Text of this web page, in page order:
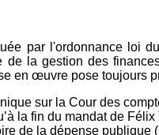
par l'ordonnance loi
de la gestion des
en œuvre pose toujours
sur la Cour des
la fin du mandat de
de la dépense